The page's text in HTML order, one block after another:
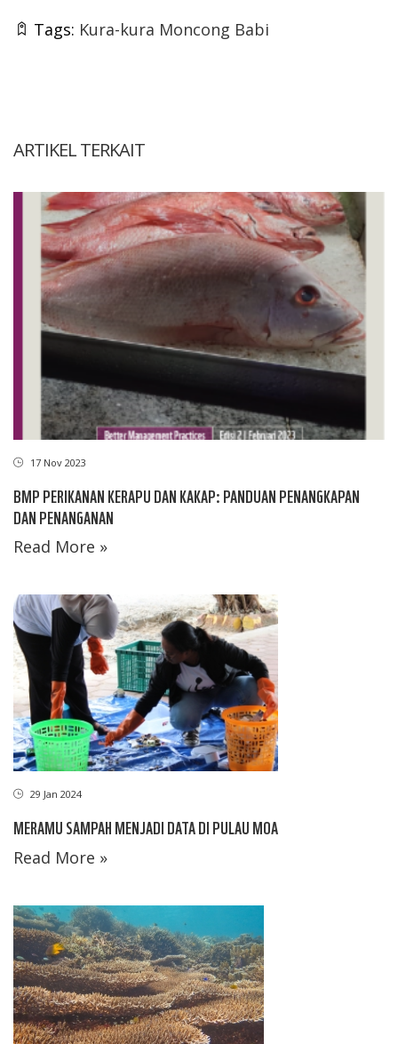
Tags: Kura-kura Moncong Babi
ARTIKEL TERKAIT
17 Nov 2023
BMP PERIKANAN KERAPU DAN KAKAP: PANDUAN PENANGKAPAN
DAN PENANGANAN
Read More »
29 Jan 2024
MERAMU SAMPAH MENJADI DATA DI PULAU MOA
Read More »